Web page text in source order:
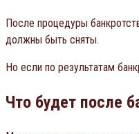
После процедуры
должны быть сняты.
Но если по результатам
Что будет после